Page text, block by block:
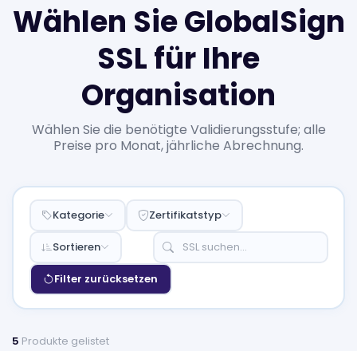
Wählen Sie GlobalSign
SSL für Ihre
Organisation
Wählen Sie die benötigte Validierungsstufe; alle
Preise pro Monat, jährliche Abrechnung.
Kategorie Zertifikatstyp
Sortieren
Filter zurücksetzen
5 Produkte gelistet